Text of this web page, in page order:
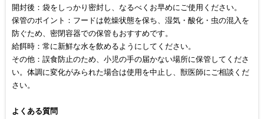
開封後：袋をしっかり密封し、なるべくお早めにご使用ください。
保管のポイント：フードは乾燥状態を保ち、湿気・酸化・虫の混入を
防ぐため、密閉容器での保管もおすすめです。
給餌時：常に新鮮な水を飲めるようにしてください。
その他：誤食防止のため、小児の手の届かない場所に保管してくださ
い。体調に変化がみられた場合は使用を中止し、獣医師にご相談くだ
さい。
よくある質問